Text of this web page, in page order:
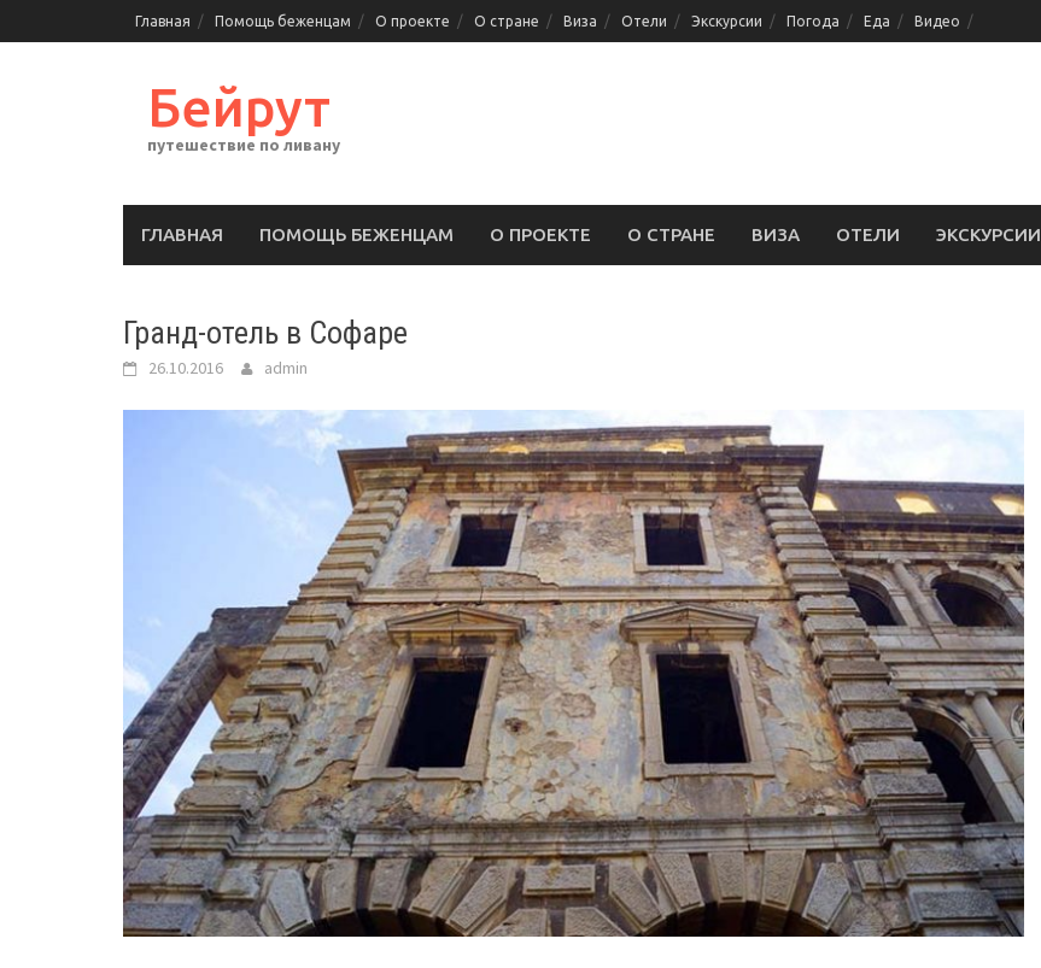
к
Главная Помощь беженцам О проекте О стране Виза Отели Экскурсии Погода Еда Видео
Бейрут
путешествие по ливану
ГЛАВНАЯ ПОМОЩЬ БЕЖЕНЦАМ О ПРОЕКТЕ О СТРАНЕ ВИЗА ОТЕЛИ ЭКСКУРСИИ
Гранд-отель в Софаре
26.10.2016 admin